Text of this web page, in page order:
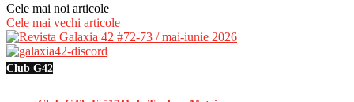
Cele mai noi articole
Cele mai vechi articole
Club G42